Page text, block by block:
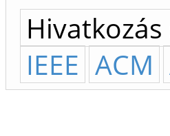
IEEE ACM